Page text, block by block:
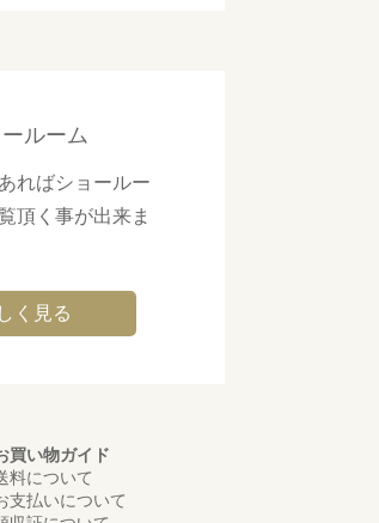
ルーム
ればショールー
頂く事が出来ま
く見る
買い物ガイド
料について
支払いについて